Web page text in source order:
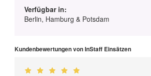
Verfügbar in:
Berlin, Hamburg & Potsdam
Kundenbewertungen von InStaff Einsätzen